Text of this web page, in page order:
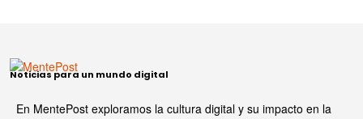
Noticias para un mundo digital
En MentePost exploramos la cultura digital y su impacto en la